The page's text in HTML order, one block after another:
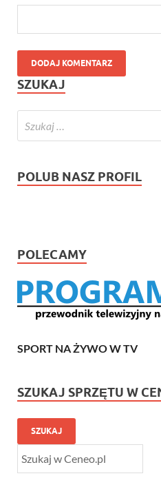
SZUKAJ
POLUB NASZ PROFIL
POLECAMY
SPORT NA ŻYWO W TV
SZUKAJ SPRZĘTU W
SZUKAJ